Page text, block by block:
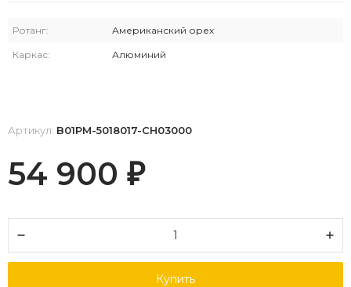
Ротанг: Американский орех
Каркас: Алюминий
Артикул: B01PM-5018017-CH03000
54 900 ₽
Купить